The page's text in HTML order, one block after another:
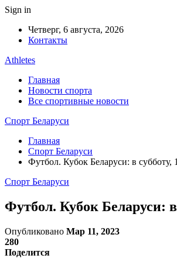
Sign in
Четверг, 6 августа, 2026
Контакты
Athletes
Главная
Новости спорта
Все спортивные новости
Спорт Беларуси
Главная
Спорт Беларуси
Футбол. Кубок Беларуси: в
Спорт Беларуси
Футбол. Кубок Беларуси:
Опубликовано Мар 11, 2023
280
Поделится